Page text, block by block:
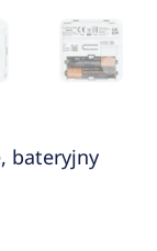
bateryjny